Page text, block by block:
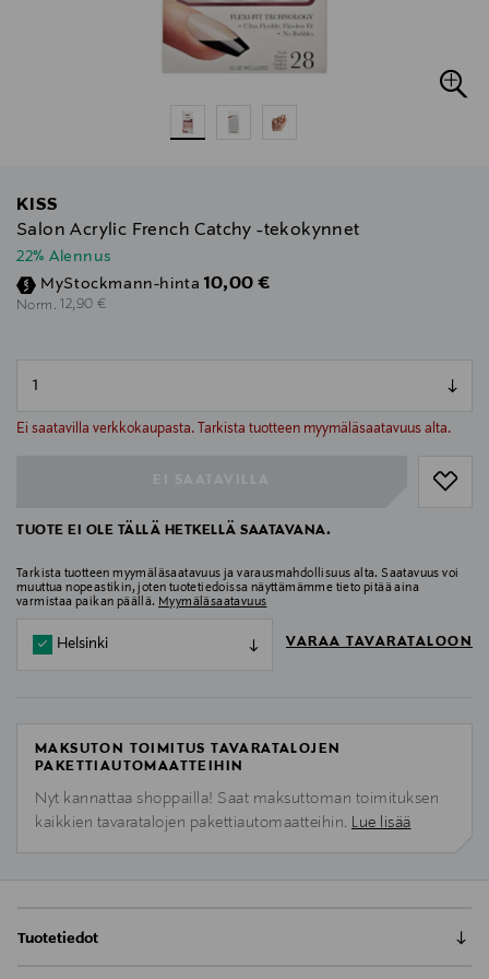
KISS
Salon Acrylic French Catchy -tekokynnet
22% Alennus
MyStockmann-hinta Discounted Price
10,00 €
Norm. Original Price
12,90 €
Ei saatavilla verkkokaupasta. Tarkista tuotteen myymäläsaatavuus alta.
null
TUOTE EI OLE TÄLLÄ HETKELLÄ SAATAVANA.
Tarkista tuotteen myymäläsaatavuus ja varausmahdollisuus alta. Saatavuus voi
muuttua nopeastikin, joten tuotetiedoissa näyttämämme tieto pitää aina
varmistaa paikan päällä. Myymäläsaatavuus
Helsinki VARAA TAVARATALOON
MAKSUTON TOIMITUS TAVARATALOJEN
PAKETTIAUTOMAATTEIHIN
Nyt kannattaa shoppailla! Saat maksuttoman toimituksen
kaikkien tavaratalojen pakettiautomaatteihin. Lue lisää
Tuotetiedot